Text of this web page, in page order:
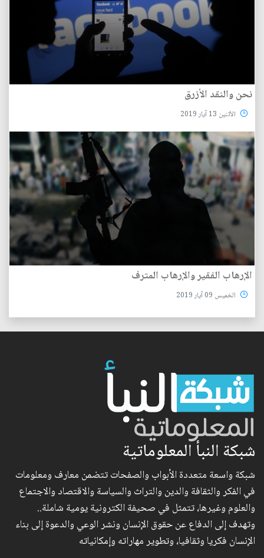
نحن والنقد الأزرق
الأثنين 13 آيار 2019
الإرهاب الفقير والإرهاب المترف
الخميس 09 آيار 2019
شبكة النبأ المعلوماتية
شبكة واسعة متعددة الأبواب والصفحات تتضمن معارف ومعلومات
في الفكر والثقافة والدين والتراث والسياسة والاقتصاد والاجتماع
والعلوم وغيرها، تتمثل في صحيفة الكترونية يومية شاملة..
وتهدف إلى الدفاع عن حقوق الإنسان ونشر الوعي والدعوة إلى بناء
الإنسان فكريا وثقافيا، وتطوير مهاراته وإمكانياته